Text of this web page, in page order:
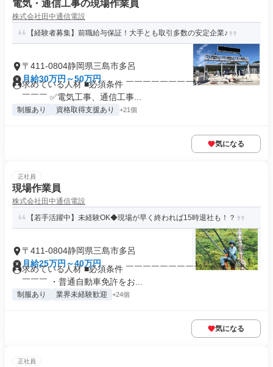
電気・通信工事の現場作業員
株式会社田中通信電設
【経験者募集】前職給与保証！大手とも取引多数の安定企業♪
〒411-0804静岡県三島市多呂
月給30万円～50万円
求めている人材 ■必須条件 ￣￣￣￣￣￣￣￣￣￣￣￣￣￣￣
￣￣￣ ✅電気工事、通信工事...
制服あり 資格取得支援あり +21個
気になる
正社員
現場作業員
株式会社田中通信電設
【若手活躍中】未経験OK◆現場が早く終われば15時退社も！？
〒411-0804静岡県三島市多呂
月給25万円～40万円
求めている人材 ■必須条件 ￣￣￣￣￣￣￣￣￣￣￣￣￣￣￣
￣￣￣ ・普通自動車免許をお...
制服あり 業界未経験歓迎 +24個
気になる
正社員